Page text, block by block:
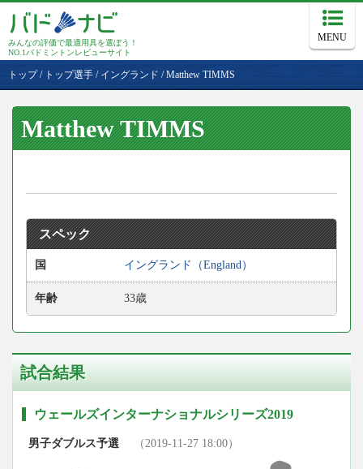
みんなの評価で最適用具を選ぼう！
NO.1バドミントンレビューサイト
MENU
トップ/ トップ選手 / イングランド /Matthew TIMMS
Matthew TIMMS
スペック
国 イングランド（England）
年齢 33歳
試合結果
ウェールズインターナショナルシリーズ2019
男子ダブルス予選 （2019-11-27 18:00）